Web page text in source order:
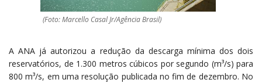
(Foto: Marcello Casal Jr/Agência Brasil)
A ANA já autorizou a redução da descarga mínima dos dois
reservatórios, de 1.300 metros cúbicos por segundo (m³/s) para
800 m³/s, em uma resolução publicada no fim de dezembro. No